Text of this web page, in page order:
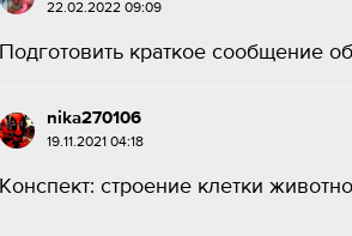
22.02.2022 09:09
Подготовить краткое сообщение
nika270106
19.11.2021 04:18
Конспект: строение клетки